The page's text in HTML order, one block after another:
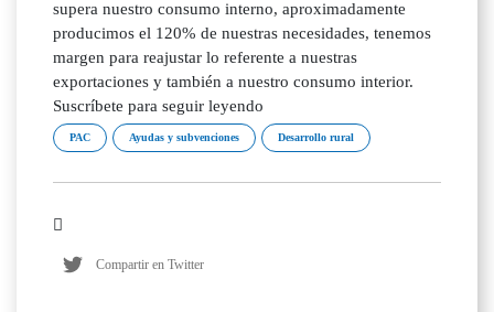
PAC Ayudas y subvenciones Desarrollo rural
Compartir en Twitter